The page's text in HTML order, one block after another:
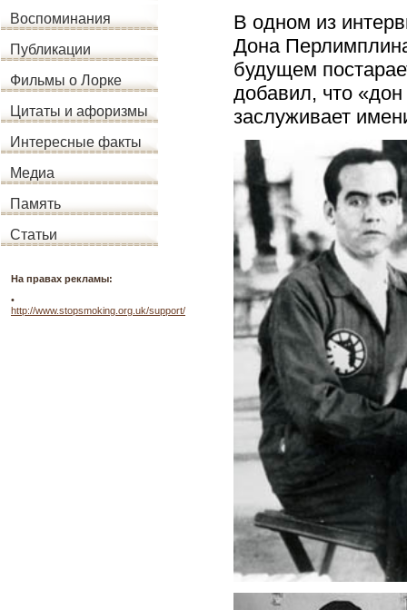
Воспоминания
Публикации
Фильмы о Лорке
Цитаты и афоризмы
Интересные факты
Медиа
Память
Статьи
На правах рекламы:
•
http://www.stopsmoking.org.uk/support/
В одном из
Дона
будущем
добавил, что
заслуживает